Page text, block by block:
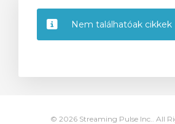
Nem találhatóak cikkek
© 2026 Streaming Pulse Inc.. All